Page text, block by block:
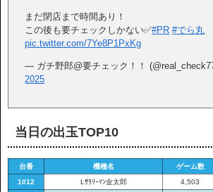
まだ閉店まで時間あり！
この後も要チェックしかない✅#PR #でら丸
pic.twitter.com/7Ye8P1PxKg
— ガチ野郎@要チェック！！
2025
当日の出玉TOP10
台番 機種名 ゲーム数
1012
Lｻﾗﾘｰﾏﾝ金太郎 4,503